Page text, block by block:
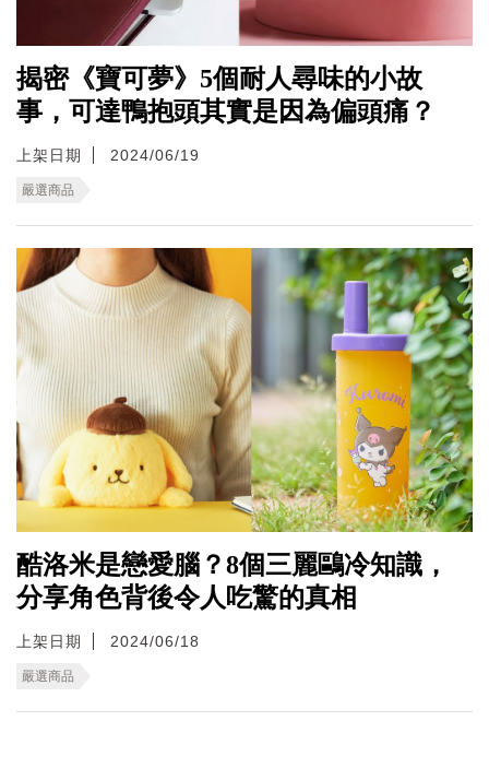
揭密《寶可夢》5個耐人尋味的小故
事，可達鴨抱頭其實是因為偏頭痛？
上架日期 2024/06/19
嚴選商品
酷洛米是戀愛腦？8個三麗鷗冷知識，
分享角色背後令人吃驚的真相
上架日期 2024/06/18
嚴選商品